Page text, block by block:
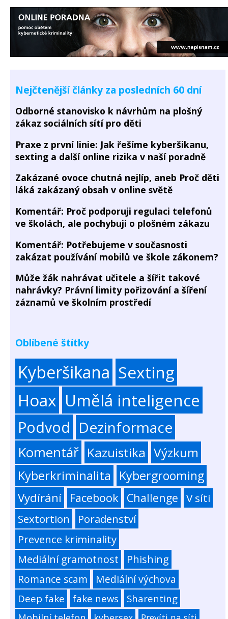
Nejčtenější články za posledních 60 dní
Odborné stanovisko k návrhům na plošný
zákaz sociálních sítí pro děti
Praxe z první linie: Jak řešíme kyberšikanu,
sexting a další online rizika v naší poradně
Zakázané ovoce chutná nejlíp, aneb Proč děti
láká zakázaný obsah v online světě
Komentář: Proč podporuji regulaci telefonů
ve školách, ale pochybuji o plošném zákazu
Komentář: Potřebujeme v současnosti
zakázat používání mobilů ve škole zákonem?
Může žák nahrávat učitele a šířit takové
nahrávky? Právní limity pořizování a šíření
záznamů ve školním prostředí
Oblíbené štítky
Kyberšikana Sexting
Hoax Umělá inteligence
Podvod Dezinformace
Komentář Kazuistika Výzkum
Kyberkriminalita Kybergrooming
Vydírání Facebook Challenge
V síti
Sextortion
Poradenství
Prevence kriminality
Mediální gramotnost
Phishing
Romance scam
Mediální výchova
Deep fake fake news Sharenting